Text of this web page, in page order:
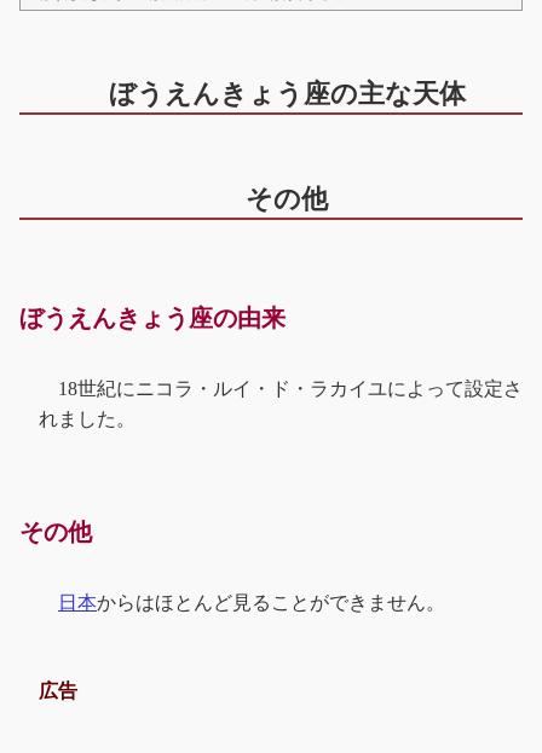
ぼうえんきょう座の主な天体
その他
ぼうえんきょう座の由来
18世紀にニコラ・ルイ・ド・ラカイユによって設定さ
れました。
その他
日本からはほとんど見ることができません。
広告